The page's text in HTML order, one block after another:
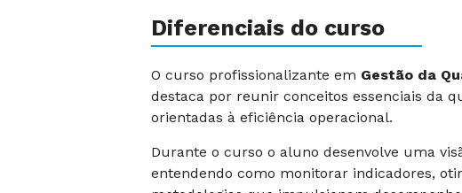
Diferenciais do curso
O curso profissionalizante em Gestão da
destaca por reunir conceitos essenciais da
orientadas à eficiência operacional.
Durante o curso o aluno desenvolve uma
entendendo como monitorar indicadores,